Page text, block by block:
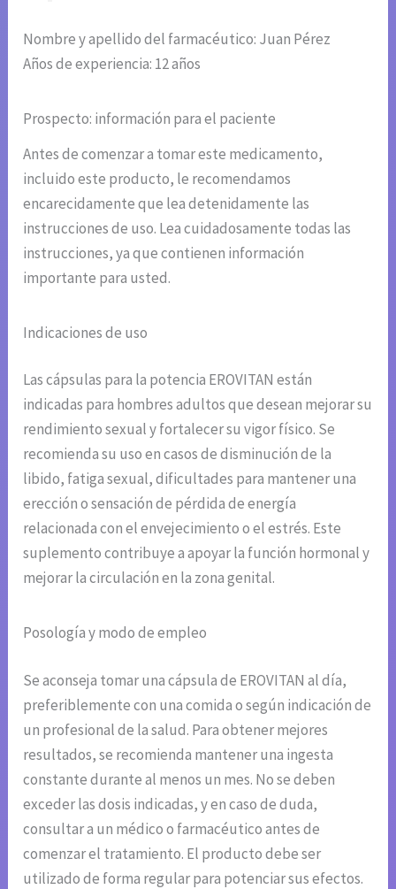
Nombre y apellido del farmacéutico: Juan Pérez
Años de experiencia: 12 años
Prospecto: información para el paciente
Antes de comenzar a tomar este medicamento,
incluido este producto, le recomendamos
encarecidamente que lea detenidamente las
instrucciones de uso. Lea cuidadosamente todas las
instrucciones, ya que contienen información
importante para usted.
Indicaciones de uso
Las cápsulas para la potencia EROVITAN están
indicadas para hombres adultos que desean mejorar su
rendimiento sexual y fortalecer su vigor físico. Se
recomienda su uso en casos de disminución de la
libido, fatiga sexual, dificultades para mantener una
erección o sensación de pérdida de energía
relacionada con el envejecimiento o el estrés. Este
suplemento contribuye a apoyar la función hormonal y
mejorar la circulación en la zona genital.
Posología y modo de empleo
Se aconseja tomar una cápsula de EROVITAN al día,
preferiblemente con una comida o según indicación de
un profesional de la salud. Para obtener mejores
resultados, se recomienda mantener una ingesta
constante durante al menos un mes. No se deben
exceder las dosis indicadas, y en caso de duda,
consultar a un médico o farmacéutico antes de
comenzar el tratamiento. El producto debe ser
utilizado de forma regular para potenciar sus efectos.